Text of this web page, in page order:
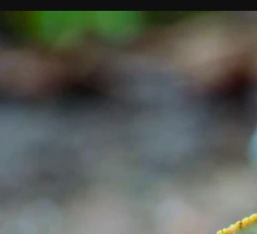
соглашение Политика
на ТВ Бесплатные каналы